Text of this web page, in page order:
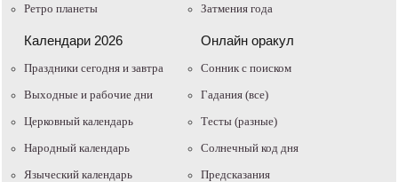
Ретро планеты
Затмения года
Календари 2026
Праздники сегодня и завтра
Выходные и рабочие дни
Церковный календарь
Народный календарь
Языческий календарь
Онлайн оракул
Cонник с поиском
Гадания (все)
Тесты (разные)
Солнечный код дня
Предсказания